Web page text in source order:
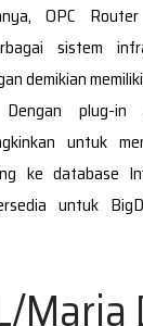
OPC
sistem
demikian
plug-in
untuk
ke database
untuk
Maria